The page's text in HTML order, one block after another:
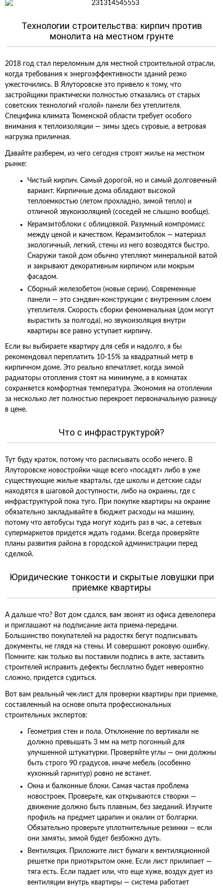
Технологии строительства: кирпич против
монолита на местном грунте
2018 год стал переломным для местной строительной отрасли,
когда требования к энергоэффективности зданий резко
ужесточились. В Ялуторовске это привело к тому, что
застройщики практически полностью отказались от старых
советских технологий «голой» панели без утеплителя.
Специфика климата Тюменской области требует особого
внимания к теплоизоляции — зимы здесь суровые, а ветровая
нагрузка приличная.
Давайте разберем, из чего сегодня строят жилье на местном
рынке:
Чистый кирпич. Самый дорогой, но и самый долговечный
вариант. Кирпичные дома обладают высокой
теплоемкостью (летом прохладно, зимой тепло) и
отличной звукоизоляцией (соседей не слышно вообще).
Керамзитоблоки с облицовкой. Разумный компромисс
между ценой и качеством. Керамзитоблок — материал
экологичный, легкий, стены из него возводятся быстро.
Снаружи такой дом обычно утепляют минеральной ватой
и закрывают декоративным кирпичом или мокрым
фасадом.
Сборный железобетон (новые серии). Современные
панели — это сэндвич-конструкции с внутренним слоем
утеплителя. Скорость сборки феноменальная (дом могут
вырастить за полгода), но звукоизоляция внутри
квартиры все равно уступает кирпичу.
Если вы выбираете квартиру для себя и надолго, я бы
рекомендовал переплатить 10-15% за квадратный метр в
кирпичном доме. Это реально впечатляет, когда зимой
радиаторы отопления стоят на минимуме, а в комнатах
сохраняется комфортная температура. Экономия на отоплении
за несколько лет полностью перекроет первоначальную разницу
в цене.
Что с инфраструктурой?
Тут буду краток, потому что расписывать особо нечего. В
Ялуторовске новостройки чаще всего «посадят» либо в уже
существующие жилые кварталы, где школы и детские сады
находятся в шаговой доступности, либо на окраины, где с
инфраструктурой пока туго. При покупке квартиры на окраине
обязательно закладывайте в бюджет расходы на машину,
потому что автобусы туда могут ходить раз в час, а сетевых
супермаркетов придется ждать годами. Всегда проверяйте
планы развития района в городской администрации перед
сделкой.
Юридические тонкости и скрытые ловушки при
приемке квартиры
А дальше что? Вот дом сдался, вам звонят из офиса девелопера
и приглашают на подписание акта приема-передачи.
Большинство покупателей на радостях бегут подписывать
документы, не глядя на стены. И совершают роковую ошибку.
Помните: как только вы поставили подпись в акте, заставить
строителей исправить дефекты бесплатно будет невероятно
сложно, придется судиться.
Вот вам реальный чек-лист для проверки квартиры при приемке,
составленный на основе опыта профессиональных
строительных экспертов:
Геометрия стен и пола. Отклонение по вертикали не
должно превышать 3 мм на метр погонный для
улучшенной штукатурки. Проверяйте углы — они должны
быть строго 90 градусов, иначе мебель (особенно
кухонный гарнитур) ровно не встанет.
Окна и балконные блоки. Самая частая проблема
новостроек. Проверьте, как открываются створки —
движение должно быть плавным, без заеданий. Изучите
профиль на предмет царапин и окалин от болгарки.
Обязательно проверьте уплотнительные резинки — если
они замяты, зимой будет безбожно дуть.
Вентиляция. Приложите лист бумаги к вентиляционной
решетке при приоткрытом окне. Если лист прилипает —
тяга есть. Если падает или, что еще хуже, воздух дует из
вентиляции внутрь квартиры — система работает